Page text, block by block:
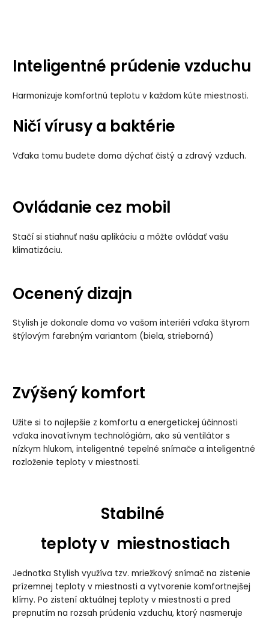
Inteligentné prúdenie vzduchu
Harmonizuje komfortnú teplotu v každom kúte miestnosti.
Ničí vírusy a baktérie
Vďaka tomu budete doma dýchať čistý a zdravý vzduch.
Ovládanie cez mobil
Stačí si stiahnuť našu aplikáciu a môžte ovládať vašu
klimatizáciu.
Ocenený dizajn
Stylish je dokonale doma vo vašom interiéri vďaka štyrom
štýlovým farebným variantom (biela, strieborná)
Zvýšený komfort
Užite si to najlepšie z komfortu a energetickej účinnosti
vďaka inovatívnym technológiám, ako sú ventilátor s
nízkym hlukom, inteligentné tepelné snímače a inteligentné
rozloženie teploty v miestnosti.
Stabilné
teploty v miestnostiach
Jednotka Stylish využíva tzv. mriežkový snímač na zistenie
prízemnej teploty v miestnosti a vytvorenie komfortnejšej
klímy. Po zistení aktuálnej teploty v miestnosti a pred
prepnutím na rozsah prúdenia vzduchu, ktorý nasmeruje